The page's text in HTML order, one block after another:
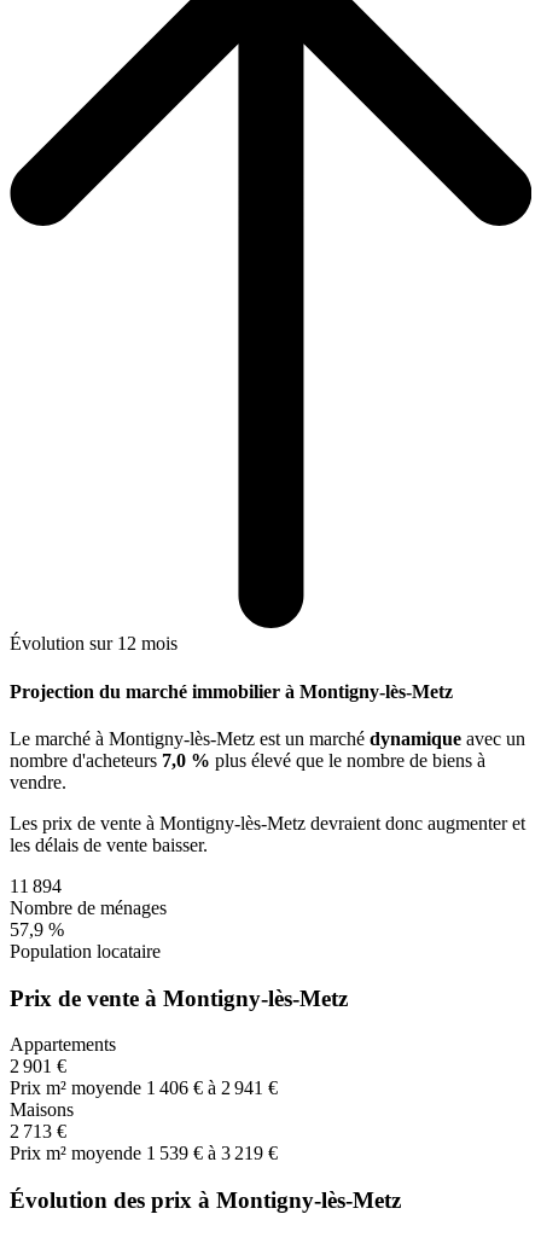
Évolution sur 12 mois
Projection du marché immobilier à Montigny-lès-Metz
Le marché à Montigny-lès-Metz est un marché dynamique avec un
nombre d'acheteurs 7,0 % plus élevé que le nombre de biens à
vendre.
Les prix de vente à Montigny-lès-Metz devraient donc augmenteret
les délais de vente baisser.
11 894
Nombre de ménages
57,9 %
Population locataire
Prix de vente à Montigny-lès-Metz
Appartements
2 901 €
Prix m² moyende 1 406 € à 2 941 €
Maisons
2 713 €
Prix m² moyende 1 539 € à 3 219 €
Évolution des prix à Montigny-lès-Metz